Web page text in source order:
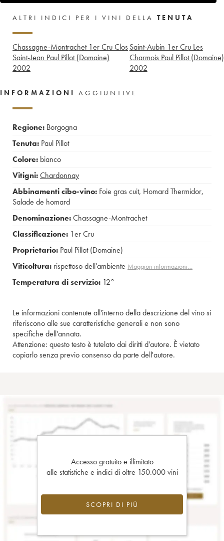
ALTRI INDICI PER I VINI DELLA TENUTA
Chassagne-Montrachet 1er Cru Clos
Saint-Jean Paul Pillot (Domaine)
2002
Saint-Aubin 1er Cru Les
Charmois Paul Pillot (Domaine)
2002
INFORMAZIONI AGGIUNTIVE
Regione: Borgogna
Tenuta: Paul Pillot
Colore: bianco
Vitigni:Chardonnay
Abbinamenti cibo-vino: Foie gras cuit, Homard Thermidor,
Salade de homard
Denominazione:Chassagne-Montrachet
Classificazione: 1er Cru
Proprietario: Paul Pillot (Domaine)
Viticoltura: rispettoso dell'ambiente Maggiori informazioni…
Temperatura di servizio: 12°
Le informazioni contenute all'interno della descrizione del vino si
riferiscono alle sue caratteristiche generali e non sono
specifiche dell'annata.
Attenzione: questo testo è tutelato dai diritti d'autore. È vietato
copiarlo senza previo consenso da parte dell'autore.
Accesso gratuito e illimitato
alle statistiche e indici di oltre 150.000 vini
SCOPRI DI PIÙ